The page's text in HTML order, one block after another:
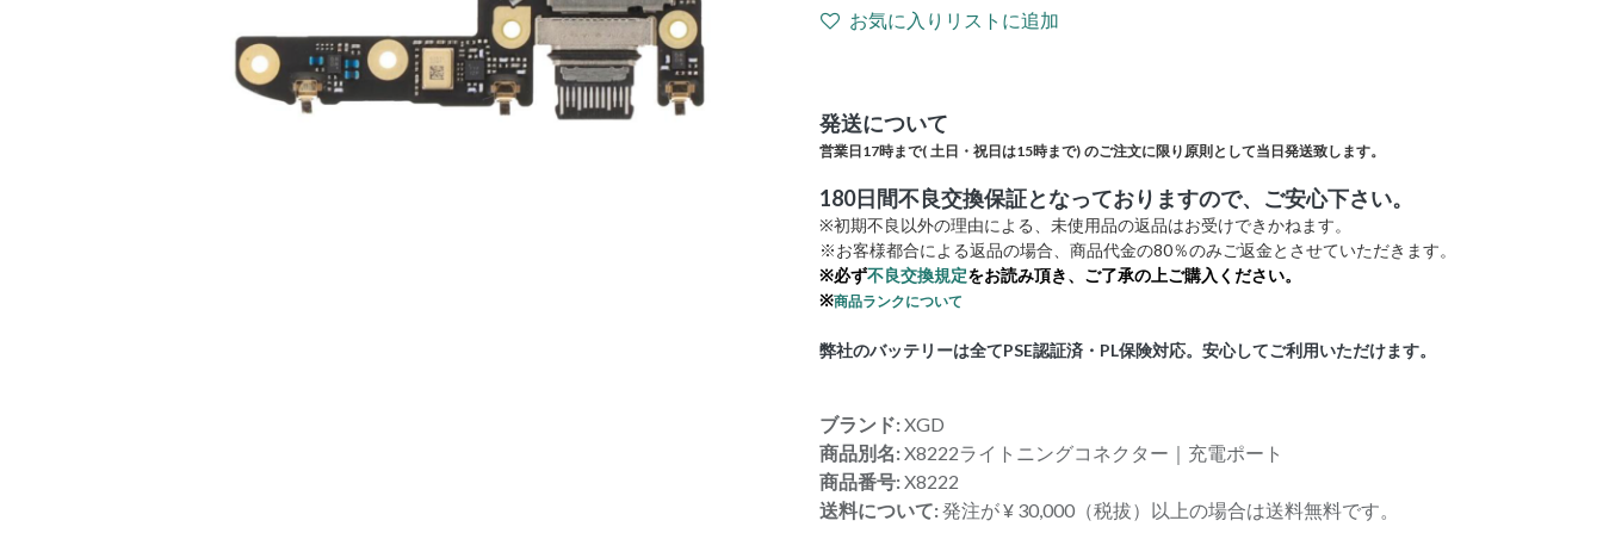
お気に入りリストに追加
発送について
営業日17時まで( 土日・祝日は15時まで) のご注文に限り原則として当日発送致します。
180日間不良交換保証となっておりますので、ご安心下さい。
※初期不良以外の理由による、未使用品の返品はお受けできかねます。
※お客様都合による返品の場合、商品代金の80％のみご返金とさせていただきます。
※必ず不良交換規定をお読み頂き、ご了承の上ご購入ください。
※商品ランクについて
弊社のバッテリーは全てPSE認証済・PL保険対応。安心してご利用いただけます。
ブランド:XGD
商品別名:X8222ライトニングコネクター｜充電ポート
商品番号:X8222
送料について:発注が ¥ 30,000（税拔）以上の場合は送料無料です。